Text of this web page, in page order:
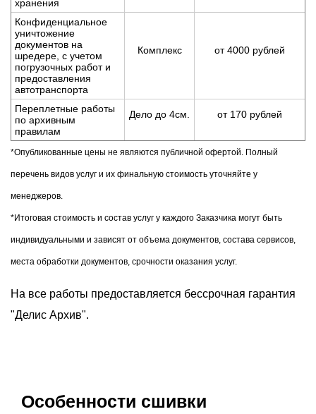
хранения
Конфиденциальное
уничтожение
документов на
шредере, с учетом
погрузочных работ и
предоставления
автотранспорта
Комплекс от 4000 рублей
Переплетные работы
по архивным
правилам
Дело до 4см. от 170 рублей
*Опубликованные цены не являются публичной офертой. Полный
перечень видов услуг и их финальную стоимость уточняйте у
менеджеров.
*Итоговая стоимость и состав услуг у каждого Заказчика могут быть
индивидуальными и зависят от объема документов, состава сервисов,
места обработки документов, срочности оказания услуг.
На все работы предоставляется бессрочная гарантия
"Делис Архив".
Особенности сшивки